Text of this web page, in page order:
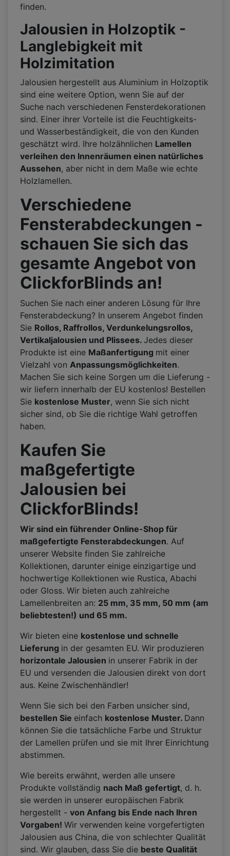
finden.
Jalousien in Holzoptik -
Langlebigkeit mit
Holzimitation
Jalousien hergestellt aus Aluminium in Holzoptik
sind eine weitere Option, wenn Sie auf der
Suche nach verschiedenen Fensterdekorationen
sind. Einer ihrer Vorteile ist die Feuchtigkeits-
und Wasserbeständigkeit, die von den Kunden
geschätzt wird. Ihre holzähnlichen Lamellen
verleihen den Innenräumen einen natürliches
Aussehen, aber nicht in dem Maße wie echte
Holzlamellen.
Verschiedene
Fensterabdeckungen -
schauen Sie sich das
gesamte Angebot von
ClickforBlinds an!
Suchen Sie nach einer anderen Lösung für Ihre
Fensterabdeckung? In unserem Angebot finden
Sie Rollos, Raffrollos, Verdunkelungsrollos,
Vertikaljalousien und Plissees. Jedes dieser
Produkte ist eine Maßanfertigung mit einer
Vielzahl von Anpassungsmöglichkeiten.
Machen Sie sich keine Sorgen um die Lieferung -
wir liefern innerhalb der EU kostenlos! Bestellen
Sie kostenlose Muster, wenn Sie sich nicht
sicher sind, ob Sie die richtige Wahl getroffen
haben.
Kaufen Sie
maßgefertigte
Jalousien bei
ClickforBlinds!
Wir sind ein führender Online-Shop für
maßgefertigte Fensterabdeckungen. Auf
unserer Website finden Sie zahlreiche
Kollektionen, darunter einige einzigartige und
hochwertige Kollektionen wie Rustica, Abachi
oder Gloss. Wir bieten auch zahlreiche
Lamellenbreiten an: 25 mm, 35 mm, 50 mm (am
beliebtesten!) und 65 mm.
Wir bieten eine kostenlose und schnelle
Lieferung in der gesamten EU. Wir produzieren
horizontale Jalousien in unserer Fabrik in der
EU und versenden die Jalousien direkt von dort
aus. Keine Zwischenhändler!
Wenn Sie sich bei den Farben unsicher sind,
bestellen Sie einfach kostenlose Muster. Dann
können Sie die tatsächliche Farbe und Struktur
der Lamellen prüfen und sie mit Ihrer Einrichtung
abstimmen.
Wie bereits erwähnt, werden alle unsere
Produkte vollständig nach Maß gefertigt, d. h.
sie werden in unserer europäischen Fabrik
hergestellt - von Anfang bis Ende nach Ihren
Vorgaben! Wir verwenden keine vorgefertigten
Jalousien aus China, die von schlechter Qualität
sind. Wir glauben, dass Sie die beste Qualität